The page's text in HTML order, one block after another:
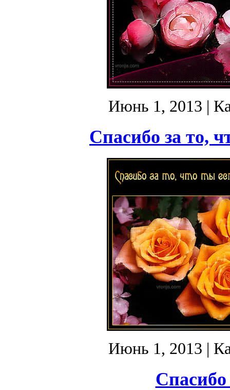
Июнь 1, 2013 |
Спасибо за то,
Июнь 1, 2013 |